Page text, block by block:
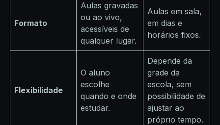
Formato
Aulas gravadas
ou ao vivo,
acessíveis de
qualquer lugar.
Aulas em sala,
em dias e
horários fixos.
Flexibilidade
O aluno
escolhe
quando e onde
estudar.
Depende da
grade da
escola, sem
possibilidade de
ajustar ao
próprio tempo.